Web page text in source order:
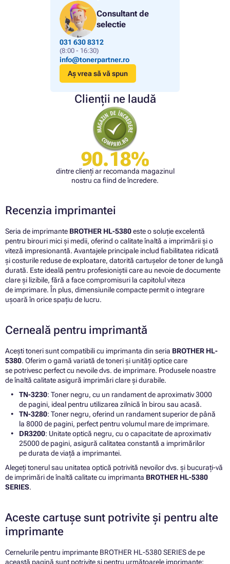
Consultant de
selectie
031 630 8312
(8:00 - 16:30)
info@tonerpartner.ro
Aș vrea să vă spun
Clienții ne laudă
90.18%
dintre clienți ar recomanda magazinul
nostru ca fiind de încredere.
Recenzia imprimantei
Seria de imprimante BROTHER HL-5380este o soluție excelentă
pentru birouri mici și medii, oferind o calitate înaltă a imprimării și o
viteză impresionantă. Avantajele principale includ fiabilitatea ridicată
și costurile reduse de exploatare, datorită cartușelor de toner de lungă
durată. Este ideală pentru profesioniștii care au nevoie de documente
clare și lizibile, fără a face compromisuri la capitolul viteza
de imprimare. În plus, dimensiunile compacte permit o integrare
ușoară în orice spațiu de lucru.
Cerneală pentru imprimantă
Acești toneri sunt compatibili cu imprimanta din seria BROTHER HL-
5380. Oferim o gamă variată de toneri și unități optice care
se potrivesc perfect cu nevoile dvs. de imprimare. Produsele noastre
de înaltă calitate asigură imprimări clare și durabile.
TN-3230: Toner negru, cu un randament de aproximativ 3000
de pagini, ideal pentru utilizarea zilnică în birou sau acasă.
TN-3280: Toner negru, oferind un randament superior de până
la 8000 de pagini, perfect pentru volumul mare de imprimare.
DR3200: Unitate optică negru, cu o capacitate de aproximativ
25000 de pagini, asigură calitatea constantă a imprimărilor
pe durata de viață a imprimantei.
Alegeți tonerul sau unitatea optică potrivită nevoilor dvs. și bucurați-vă
de imprimări de înaltă calitate cu imprimanta BROTHER HL-5380
SERIES.
Aceste cartușe sunt potrivite și pentru alte
imprimante
Cernelurile pentru imprimante BROTHER HL-5380 SERIES de pe
această pagină sunt potrivite și pentru următoarele imprimante: